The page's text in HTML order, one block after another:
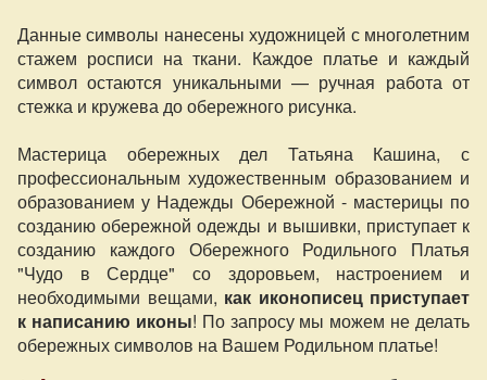
Данные символы нанесены художницей с многолетним
стажем росписи на ткани. Каждое платье и каждый
символ остаются уникальными — ручная работа от
стежка и кружева до обережного рисунка.
Мастерица обережных дел Татьяна Кашина, с
профессиональным художественным образованием и
образованием у Надежды Обережной - мастерицы по
созданию обережной одежды и вышивки, приступает к
созданию каждого Обережного Родильного Платья
"Чудо в Сердце" со здоровьем, настроением и
необходимыми вещами, как иконописец приступает
к написанию иконы! По запросу мы можем не делать
обережных символов на Вашем Родильном платье!